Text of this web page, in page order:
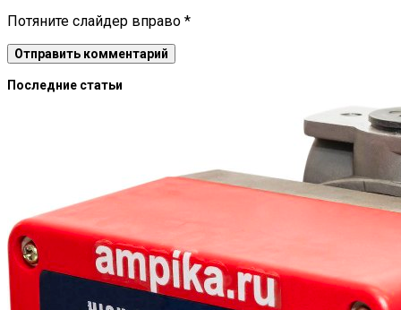
Потяните слайдер вправо *
Последние статьи